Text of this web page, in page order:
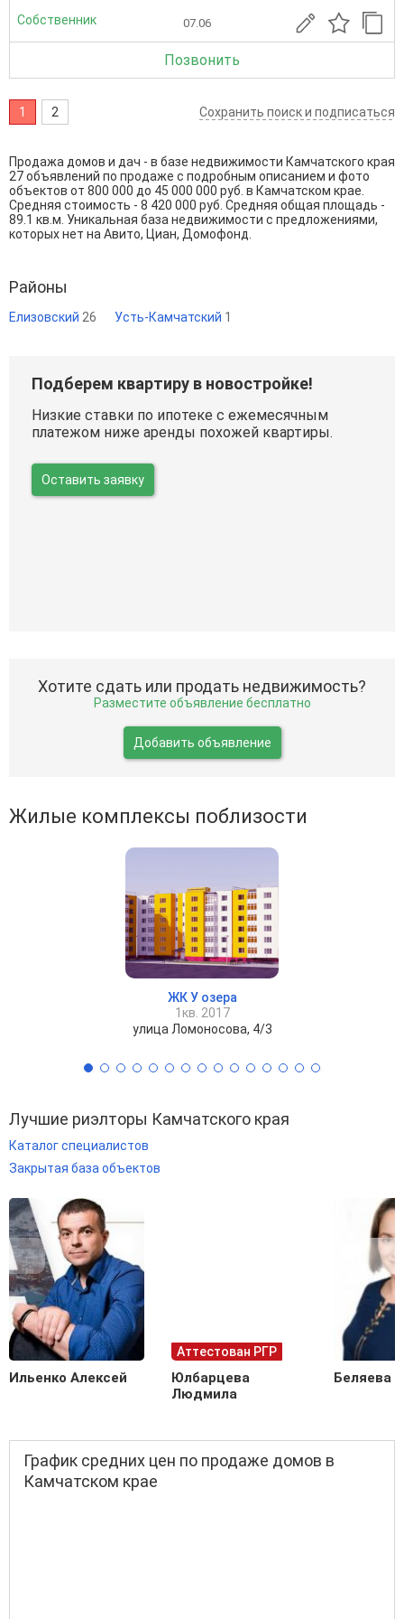
Собственник 07.06
Позвонить
1 2 Сохранить поиск и подписаться
Продажа домов и дач - в базе недвижимости Камчатского края
27 объявлений по продаже с подробным описанием и фото
объектов от 800 000 до 45 000 000 руб. в Камчатском крае.
Средняя стоимость - 8 420 000 руб. Средняя общая площадь -
89.1 кв.м. Уникальная база недвижимости с предложениями,
которых нет на Авито, Циан, Домофонд.
Районы
Елизовский 26 Усть-Камчатский 1
Подберем квартиру в новостройке!
Низкие ставки по ипотеке с ежемесячным
платежом ниже аренды похожей квартиры.
Оставить заявку
Хотите сдать или продать недвижимость?
Разместите объявление бесплатно
Добавить объявление
Жилые комплексы поблизости
ЖК У озера
1кв. 2017
улица Ломоносова, 4/3
Лучшие риэлторы Камчатского края
Каталог специалистов
Закрытая база объектов
Ильенко Алексей
Аттестован РГР
Юлбарцева
Людмила
Беляева
График средних цен по продаже домов в
Камчатском крае